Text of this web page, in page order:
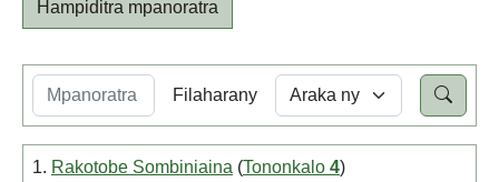
Hampiditra mpanoratra
Filaharany
1. Rakotobe Sombiniaina (Tononkalo 4)